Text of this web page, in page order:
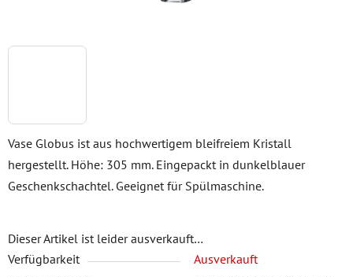
Vase Globus ist aus hochwertigem bleifreiem Kristall
hergestellt. Höhe: 305 mm. Eingepackt in dunkelblauer
Geschenkschachtel. Geeignet für Spülmaschine.
Dieser Artikel ist leider ausverkauft…
Verfügbarkeit
Ausverkauft